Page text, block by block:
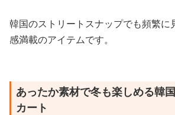
韓国のストリートスナップでも頻繁に
感満載のアイテムです。
あったか素材で冬も楽しめる韓
カート